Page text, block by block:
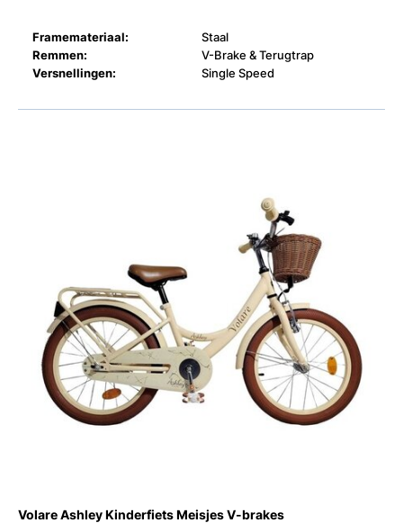
Framemateriaal:
Staal
Remmen:
V-Brake & Terugtrap
Versnellingen:
Single Speed
Volare Ashley Kinderfiets Meisjes V-brakes